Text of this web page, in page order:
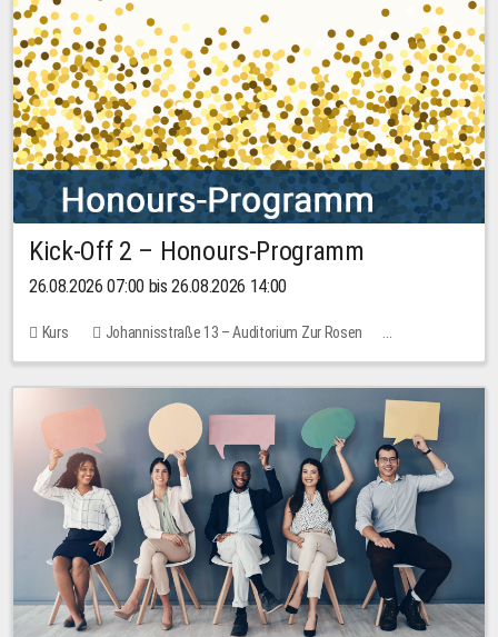
Kick-Off 2 – Honours-Programm
26.08.2026 07:00 bis 26.08.2026 14:00
Kurs
Johannisstraße 13 – Auditorium Zur Rosen
Keine freien Plätze